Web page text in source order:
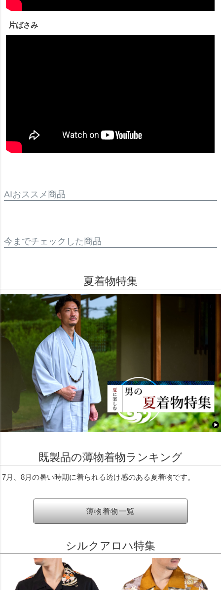
片ばさみ
AIおススメ商品
今までチェックした商品
夏着物特集
既製品の薄物着物ランキング
7月、8月の暑い時期に着られる透け感のある夏着物です。
薄物着物一覧
シルクアロハ特集